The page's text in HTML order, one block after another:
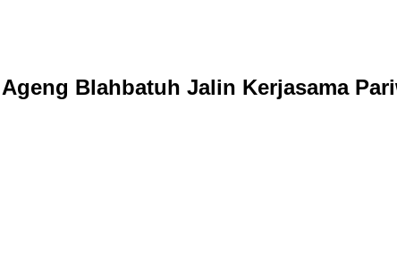
Blahbatuh Jalin Kerjasama